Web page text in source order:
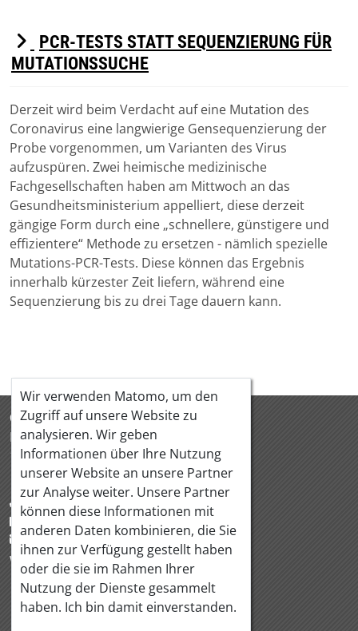
D
E
A
U
L
T
PCR-TESTS STATT SEQUENZIERUNG FÜR
MUTATIONSSUCHE
Download
Derzeit wird beim Verdacht auf eine Mutation des
Coronavirus eine langwierige Gensequenzierung der
Probe vorgenommen, um Varianten des Virus
aufzuspüren. Zwei heimische medizinische
Fachgesellschaften haben am Mittwoch an das
Gesundheitsministerium appelliert, diese derzeit
gängige Form durch eine „schnellere, günstigere und
effizientere“ Methode zu ersetzen - nämlich spezielle
Mutations-PCR-Tests. Diese können das Ergebnis
innerhalb kürzester Zeit liefern, während eine
Sequenzierung bis zu drei Tage dauern kann.
ÖQUASTA
Hörlgasse 18/5
1090 Wien Österreich
+43 1 319 88 95
+43 1 319 88 97
office@oequasta.at
www.oequasta.at
KONTAKT IMPRESSUM
Wir verwenden Matomo, um den
Zugriff auf unsere Website zu
analysieren. Wir geben
Informationen über Ihre Nutzung
unserer Website an unsere Partner
zur Analyse weiter. Unsere Partner
können diese Informationen mit
anderen Daten kombinieren, die Sie
ihnen zur Verfügung gestellt haben
oder die sie im Rahmen Ihrer
Nutzung der Dienste gesammelt
haben. Ich bin damit einverstanden.